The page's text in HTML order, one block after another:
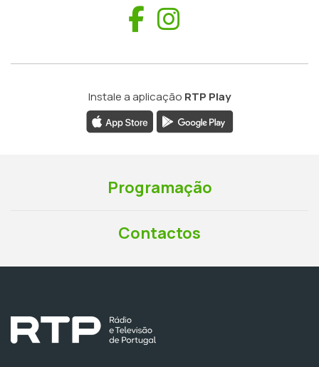
Facebook
Instale a aplicação RTP Play
Programação
Contactos